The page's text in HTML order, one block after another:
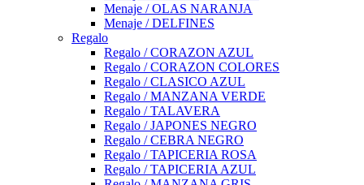
Menaje / OLAS NARANJA
Menaje / DELFINES
Regalo
Regalo / CORAZON AZUL
Regalo / CORAZON COLORES
Regalo / CLASICO AZUL
Regalo / MANZANA VERDE
Regalo / TALAVERA
Regalo / JAPONES NEGRO
Regalo / CEBRA NEGRO
Regalo / TAPICERIA ROSA
Regalo / TAPICERIA AZUL